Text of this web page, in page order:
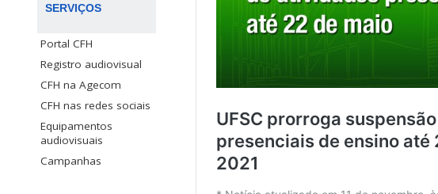
SERVIÇOS
Portal CFH
Registro audiovisual
CFH na Agecom
CFH nas redes sociais
Equipamentos
audiovisuais
Campanhas